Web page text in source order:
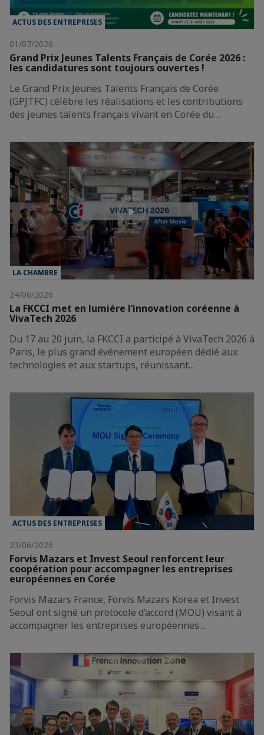
ACTUS DES ENTREPRISES
01/07/2026
Grand Prix Jeunes Talents Français de Corée 2026 :
les candidatures sont toujours ouvertes !
Le Grand Prix Jeunes Talents Français de Corée
(GPJTFC) célèbre les réalisations et les contributions
des jeunes talents français vivant en Corée du…
LA CHAMBRE
24/06/2026
La FKCCI met en lumière l’innovation coréenne à
VivaTech 2026
Du 17 au 20 juin, la FKCCI a participé à VivaTech 2026 à
Paris, le plus grand événement européen dédié aux
technologies et aux startups, réunissant…
ACTUS DES ENTREPRISES
23/06/2026
Forvis Mazars et Invest Seoul renforcent leur
coopération pour accompagner les entreprises
européennes en Corée
Forvis Mazars France, Forvis Mazars Korea et Invest
Seoul ont signé un protocole d’accord (MOU) visant à
accompagner les entreprises européennes…